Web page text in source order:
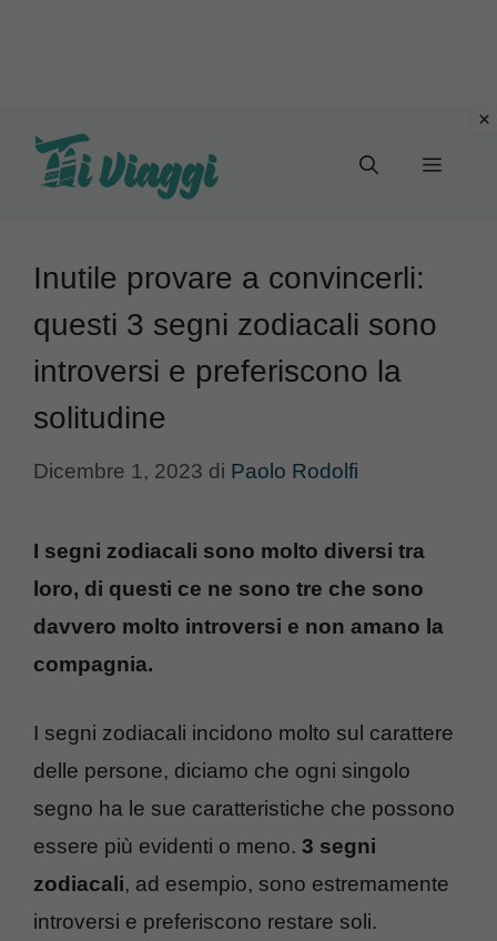
Menu
Inutile provare a convincerli:
questi 3 segni zodiacali sono
introversi e preferiscono la
solitudine
Dicembre 1, 2023 di Paolo Rodolfi
I segni zodiacali sono molto diversi tra
loro, di questi ce ne sono tre che sono
davvero molto introversi e non amano la
compagnia.
I segni zodiacali incidono molto sul carattere
delle persone, diciamo che ogni singolo
segno ha le sue caratteristiche che possono
essere più evidenti o meno. 3 segni
zodiacali, ad esempio, sono estremamente
introversi e preferiscono restare soli.